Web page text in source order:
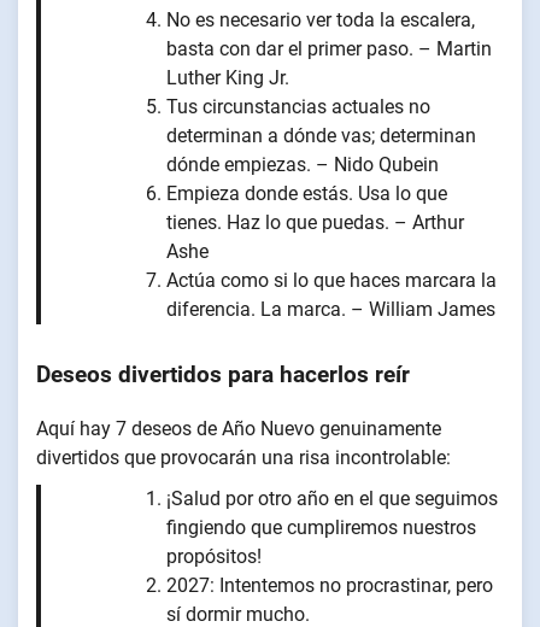
No es necesario ver toda la escalera,
basta con dar el primer paso. – Martin
Luther King Jr.
Tus circunstancias actuales no
determinan a dónde vas; determinan
dónde empiezas. – Nido Qubein
Empieza donde estás. Usa lo que
tienes. Haz lo que puedas. – Arthur
Ashe
Actúa como si lo que haces marcara la
diferencia. La marca. – William James
Deseos divertidos para hacerlos reír
Aquí hay 7 deseos de Año Nuevo genuinamente
divertidos que provocarán una risa incontrolable:
¡Salud por otro año en el que seguimos
fingiendo que cumpliremos nuestros
propósitos!
2027: Intentemos no procrastinar, pero
sí dormir mucho.